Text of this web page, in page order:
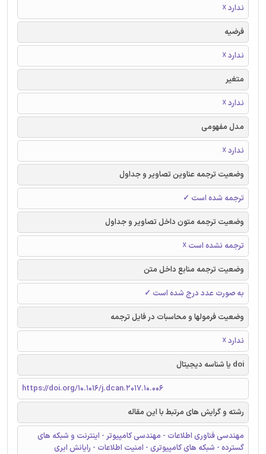
ندارد ☓
فرضیه
ندارد ☓
متغیر
ندارد ☓
مدل مفهومی
ندارد ☓
وضعیت ترجمه عناوین تصاویر و جداول
ترجمه شده است ✓
وضعیت ترجمه متون داخل تصاویر و جداول
ترجمه نشده است ☓
وضعیت ترجمه منابع داخل متن
به صورت عدد درج شده است ✓
وضعیت فرمولها و محاسبات در فایل ترجمه
ندارد ☓
doi یا شناسه دیجیتال
https://doi.org/10.1016/j.dcan.2017.10.006
رشته و گرایش های مرتبط با این مقاله
مهندسی فناوری اطلاعات - مهندسی کامپیوتر - اینترنت و شبکه های
گسترده - شبکه های کامپیوتری - امنیت اطلاعات - رایانش ابری